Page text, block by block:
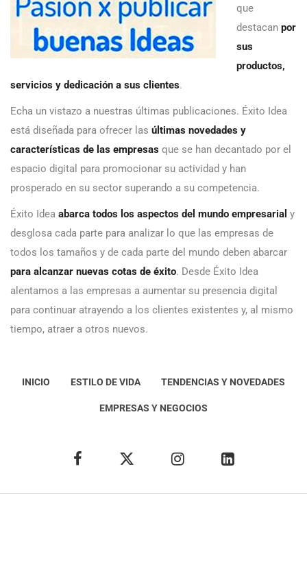
que
destacan por
sus
productos,
servicios y dedicación a sus clientes.
Echa un vistazo a nuestras últimas publicaciones. Éxito Idea
está diseñada para ofrecer las últimas novedades y
características de las empresas que se han decantado por el
espacio digital para promocionar su actividad y han
prosperado en su sector superando a su competencia.
Éxito Idea abarca todos los aspectos del mundo empresarial y
desglosa cada parte para analizar lo que las empresas de
todos los tamaños y de cada parte del mundo deben abarcar
para alcanzar nuevas cotas de éxito. Desde Éxito Idea
alentamos a las empresas a aumentar su presencia digital
para continuar atrayendo a los clientes existentes y, al mismo
tiempo, atraer a otros nuevos.
INICIO ESTILO DE VIDA TENDENCIAS Y NOVEDADES
EMPRESAS Y NEGOCIOS